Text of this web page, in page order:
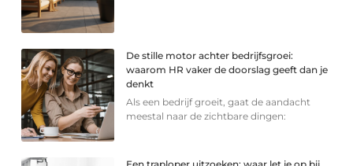
De stille motor achter bedrijfsgroei:
waarom HR vaker de doorslag geeft dan je
denkt
Als een bedrijf groeit, gaat de aandacht
meestal naar de zichtbare dingen: